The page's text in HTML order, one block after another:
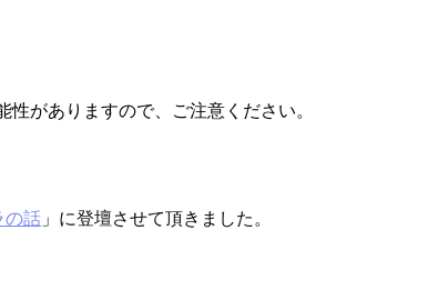
がありますので、ご注意ください。
の話 」に登壇させて頂きました。